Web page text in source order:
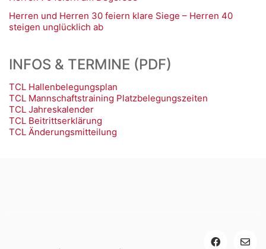
Herren und Herren 30 feiern klare Siege – Herren 40
steigen unglücklich ab
INFOS & TERMINE (PDF)
TCL Hallenbelegungsplan
TCL Mannschaftstraining Platzbelegungszeiten
TCL Jahreskalender
TCL Beitrittserklärung
TCL Änderungsmitteilung